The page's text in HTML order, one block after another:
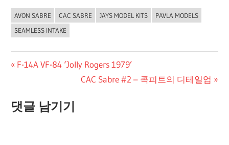
AVON SABRE CAC SABRE JAYS MODEL KITS
PAVLA MODELS
SEAMLESS INTAKE
글
색
Previous
F-14A VF-84 ‘Jolly Rogers 1979’
Next
CAC Sabre #2 – 콕피트의 디테일업
댓글 남기기